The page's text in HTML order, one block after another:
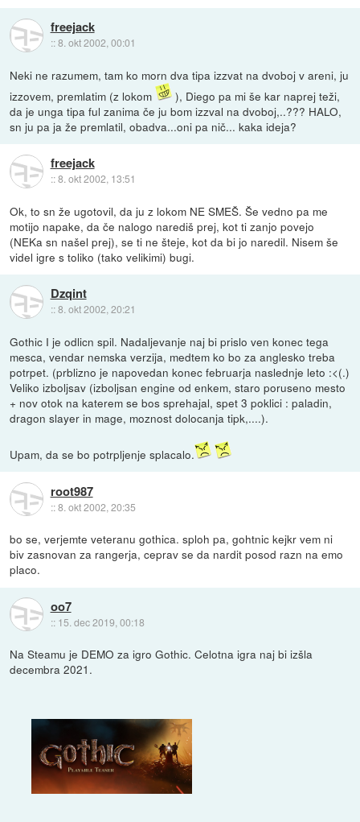
freejack
::8. okt 2002, 00:01
Neki ne razumem, tam ko morn dva tipa izzvat na dvoboj v areni, ju
izzovem, premlatim (z lokom
), Diego pa mi še kar naprej teži,
da je unga tipa ful zanima če ju bom izzval na dvoboj,..??? HALO,
sn ju pa ja že premlatil, obadva...oni pa nič... kaka ideja?
freejack
::8. okt 2002, 13:51
Ok, to sn že ugotovil, da ju z lokom NE SMEŠ. Še vedno pa me
motijo napake, da če nalogo narediš prej, kot ti zanjo povejo
(NEKa sn našel prej), se ti ne šteje, kot da bi jo naredil. Nisem še
videl igre s toliko (tako velikimi) bugi.
Dzqint
::8. okt 2002, 20:21
Gothic I je odlicn spil. Nadaljevanje naj bi prislo ven konec tega
mesca, vendar nemska verzija, medtem ko bo za anglesko treba
potrpet. (prblizno je napovedan konec februarja naslednje leto :<(.)
Veliko izboljsav (izboljsan engine od enkem, staro poruseno mesto
+ nov otok na katerem se bos sprehajal, spet 3 poklici : paladin,
dragon slayer in mage, moznost dolocanja tipk,....).
Upam, da se bo potrpljenje splacalo.
root987
::8. okt 2002, 20:35
bo se, verjemte veteranu gothica. sploh pa, gohtnic kejkr vem ni
biv zasnovan za rangerja, ceprav se da nardit posod razn na emo
placo.
oo7
:: 15. dec 2019, 00:18
Na Steamu je DEMO za igro Gothic. Celotna igra naj bi izšla
decembra 2021.